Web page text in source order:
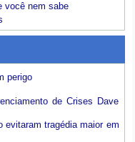
você nem sabe
perigo
de Crises Dave
evitaram tragédia maior em